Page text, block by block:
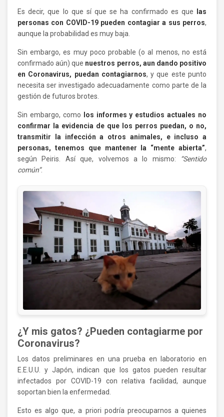
Es decir, que lo que sí que se ha confirmado es que
las
personas con COVID-19 pueden contagiar a sus perros,
aunque la probabilidad es muy baja.
Sin embargo, es muy poco probable (o al menos, no está
confirmado aún) que nuestros perros, aun dando positivo
en Coronavirus, puedan contagiarnos, y que este punto
necesita ser investigado adecuadamente como parte de la
gestión de futuros brotes.
Sin embargo, como
los informes y estudios actuales no
confirmar la evidencia de que los perros puedan, o no,
transmitir la infección a otros animales, e incluso a
personas, tenemos que mantener la “mente abierta”,
según Peiris. Así que, volvemos a lo mismo:
“Sentido
común”.
¿Y mis gatos? ¿Pueden contagiarme por
Coronavirus?
Los datos preliminares en una prueba en laboratorio en
E.E.U.U. y Japón, indican que los gatos pueden resultar
infectados por COVID-19 con relativa facilidad, aunque
soportan bien la enfermedad.
Esto es algo que, a priori podría preocuparnos a quienes